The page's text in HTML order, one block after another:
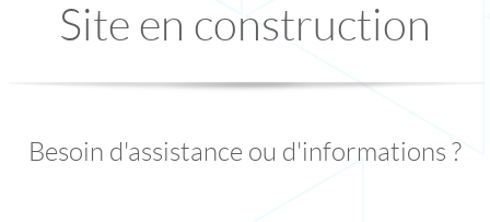
Site en construction
Besoin d'assistance ou d'informations ?